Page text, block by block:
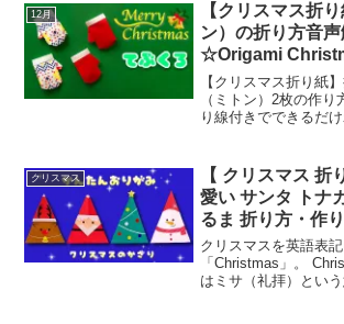
12月
【クリスマス折
ン）の折り方音
☆Origami
tutorial 12月の飾
【クリスマス折り紙
（ミトン）2枚の作
り線付きでできるだ
ピッタリだと思うの
ださい。・動画内で
クリスマス
【 クリスマス 折
愛い サンタ トナ
るま 折り方・作
マスの飾り オー
Christmas
クリスマスを英語表
「Christmas」。
はミサ（礼拝）とい